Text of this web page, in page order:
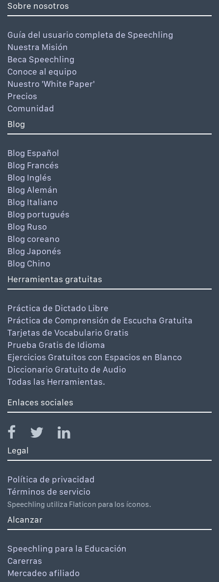
Sobre nosotros
Guía del usuario completa de Speechling
Nuestra Misión
Beca Speechling
Conoce al equipo
Nuestro 'White Paper'
Precios
Comunidad
Blog
Blog Español
Blog Francés
Blog Inglés
Blog Alemán
Blog Italiano
Blog portugués
Blog Ruso
Blog coreano
Blog Japonés
Blog Chino
Herramientas gratuitas
Práctica de Dictado Libre
Práctica de Comprensión de Escucha Gratuita
Tarjetas de Vocabulario Gratis
Prueba Gratis de Idioma
Ejercicios Gratuitos con Espacios en Blanco
Diccionario Gratuito de Audio
Todas las Herramientas.
Enlaces sociales
Legal
Política de privacidad
Términos de servicio
Speechling utiliza Flaticon para los íconos.
Alcanzar
Speechling para la Educación
Carerras
Mercadeo afiliado